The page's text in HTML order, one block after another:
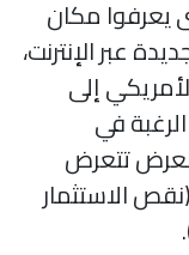
يعرفوا مكان
عبر الإنترنت،
إلى
في
تتعرض
الاستثمار